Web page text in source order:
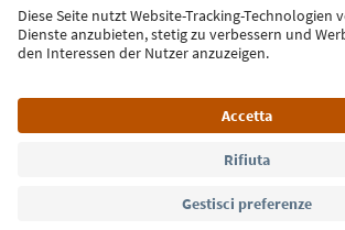
Iscriviti alla newsletter